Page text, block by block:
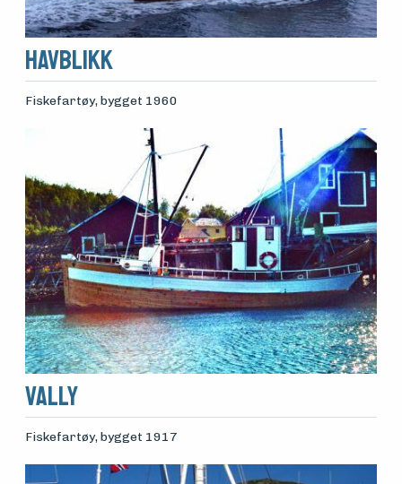
Havblikk
Fiskefartøy, bygget 1960
Vally
Fiskefartøy, bygget 1917